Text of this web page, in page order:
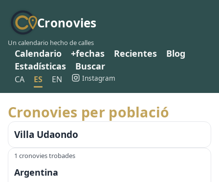
Cronovies
Un calendario hecho de calles
Calendario +fechas Recientes
Blog
Estadísticas
Buscar
CA ES EN Instagram
Cronovies per població
Villa Udaondo
1 cronovies trobades
Argentina